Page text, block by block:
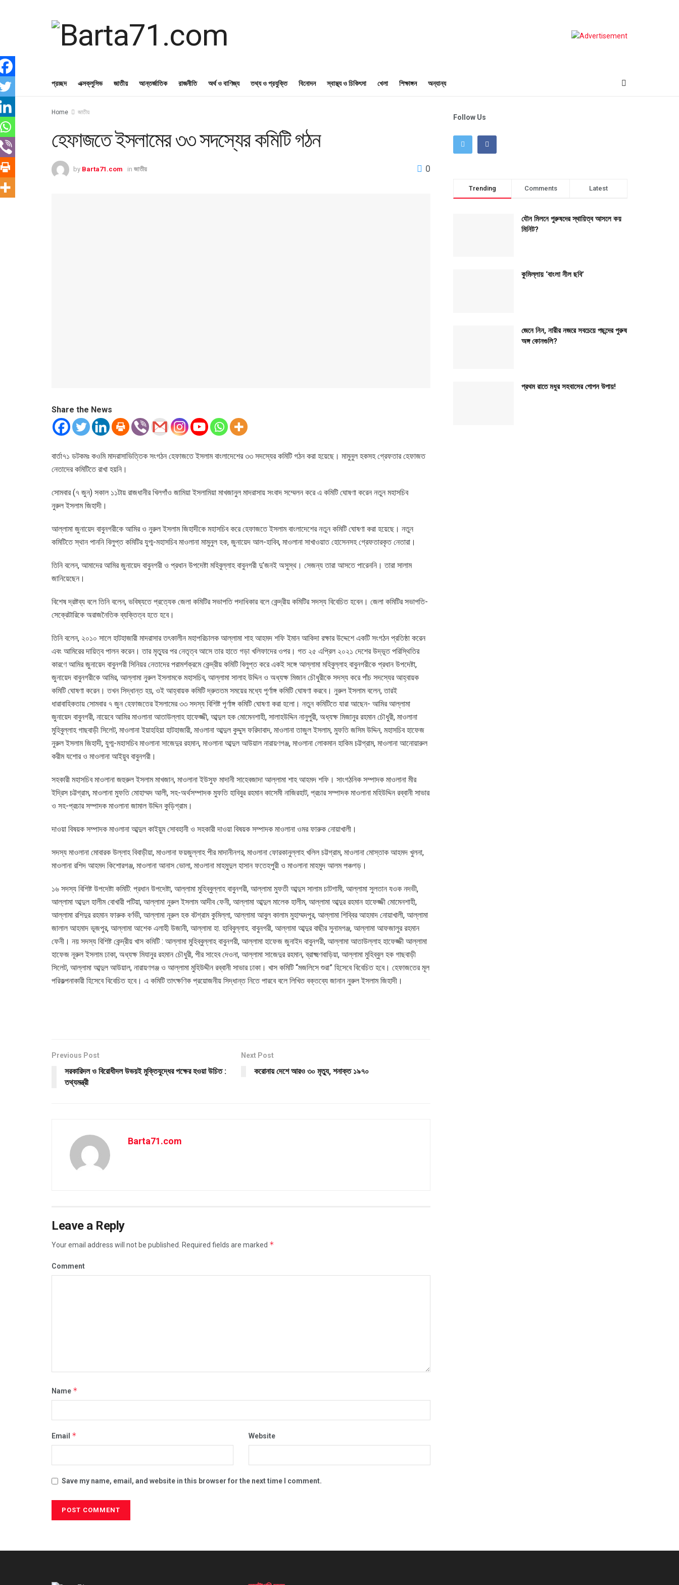
প্রচ্ছদ এক্সক্লুসিভ জাতীয় আন্তর্জাতিক রাজনীতি অর্থ ও বাণিজ্য তথ্য ও প্রযুক্তি বিনোদন স্বাস্থ্য ও চিকিৎসা খেলা শিক্ষাঙ্গন অন্যান্য
Home জাতীয়
হেফাজতে ইসলামের ৩৩ সদস্যের কমিটি গঠন
by Barta71.com in জাতীয় 0
Share the News
বার্তা৭১ ডটকমঃ কওমি মাদরাসাভিত্তিক সংগঠন হেফাজতে ইসলাম বাংলাদেশের ৩৩ সদস্যের কমিটি গঠন করা হয়েছে। মামুনুল হকসহ গ্রেফতার হেফাজত
নেতাদের কমিটিতে রাখা হয়নি।
সোমবার (৭ জুন) সকাল ১১টায় রাজধানীর খিলগাঁও জামিয়া ইসলামিয়া মাখজানুল মাদরাসায় সংবাদ সম্মেলন করে এ কমিটি ঘোষণা করেন নতুন মহাসচিব
নুরুল ইসলাম জিহাদী।
আল্লামা জুনায়েদ বাবুনগরীকে আমির ও নুরুল ইসলাম জিহাদীকে মহাসচিব করে হেফাজতে ইসলাম বাংলাদেশের নতুন কমিটি ঘোষণা করা হয়েছে। নতুন
কমিটিতে স্থান পাননি বিলুপ্ত কমিটির যুগ্ম-মহাসচিব মাওলানা মামুনুল হক, জুনায়েদ আল-হাবিব, মাওলানা সাখাওয়াত হোসেনসহ গ্রেফতারকৃত নেতারা।
তিনি বলেন, আমাদের আমির জুনায়েদ বাবুনগরী ও প্রধান উপদেষ্টা মহিবুল্লাহ বাবুনগরী দু’জনই অসুস্থ। সেজন্য তারা আসতে পারেননি। তারা সালাম
জানিয়েছেন।
বিশেষ দ্রষ্টব্য বলে তিনি বলেন, ভবিষ্যতে প্রত্যেক জেলা কমিটির সভাপতি পদাধিকার বলে কেন্দ্রীয় কমিটির সদস্য বিবেচিত হবেন। জেলা কমিটির সভাপতি-
সেক্রেটারিকে অরাজনৈতিক ব্যক্তিত্ব হতে হবে।
তিনি বলেন, ২০১০ সালে হাটহাজারী মাদরাসার তৎকালীন মহাপরিচালক আল্লামা শাহ আহমদ শফি ইমান আকিদা রক্ষার উদ্দেশে একটি সংগঠন প্রতিষ্ঠা করেন
এবং আমিরের দায়িত্ব পালন করেন। তার মৃত্যুর পর নেতৃত্ব আসে তার হাতে গড়া খলিফাদের ওপর। গত ২৫ এপ্রিল ২০২১ দেশের উদ্ভূত পরিস্থিতির
কারণে আমির জুনায়েদ বাবুনগরী সিনিয়র নেতাদের পরামর্শক্রমে কেন্দ্রীয় কমিটি বিলুপ্ত করে একই সঙ্গে আল্লামা মহিবুল্লাহ বাবুনগরীকে প্রধান উপদেষ্টা,
জুনায়েদ বাবুনগরীকে আমির, আল্লামা নুরুল ইসলামকে মহাসচিব, আল্লামা সালাহ উদ্দিন ও অধ্যক্ষ মিজান চৌধুরীকে সদস্য করে পাঁচ সদস্যের আহ্বায়ক
কমিটি ঘোষণা করেন। তখন সিদ্ধান্ত হয়, ওই আহ্বায়ক কমিটি দ্রুততম সময়ের মধ্যে পূর্ণাঙ্গ কমিটি ঘোষণা করবে। নুরুল ইসলাম বলেন, তারই
ধারাবাহিকতায় সোমবার ৭ জুন হেফাজতের ইসলামের ৩৩ সদস্য বিশিষ্ট পূর্ণাঙ্গ কমিটি ঘোষণা করা হলো। নতুন কমিটিতে যারা আছেন- আমির আল্লামা
জুনায়েদ বাবুনগরী, নায়েবে আমির মাওলানা আতাউল্লাহ হাফেজ্জী, আব্দুল হক মোমেনশাহী, সালাহউদ্দিন নানুপুরী, অধ্যক্ষ মিজানুর রহমান চৌধুরী, মাওলানা
মুহিবুল্লাহ গাছবাড়ী সিলেট, মাওলানা ইয়াহহিয়া হাটহাজারী, মাওলানা আব্দুল কুদ্দুস ফরিদাবাদ, মাওলানা তাজুল ইসলাম, মুফতি জসিম উদ্দিন, মহাসচিব হাফেজ
নুরুল ইসলাম জিহাদী, যুগ্ম-মহাসচিব মাওলানা সাজেদুর রহমান, মাওলানা আব্দুল আউয়াল নারায়ণগঞ্জ, মাওলানা লোকমান হাকিম চট্টগ্রাম, মাওলানা আনোয়ারুল
করীম যশোর ও মাওলানা আইয়ুব বাবুনগরী।
সহকারী মহাসচিব মাওলানা জহুরুল ইসলাম মাখজান, মাওলানা ইউসুফ মাদানী সাহেবজাদা আল্লামা শাহ আহমদ শফি। সাংগঠনিক সম্পাদক মাওলানা মীর
ইদ্রিস চট্টগ্রাম, মাওলানা মুফতি মোহাম্মদ আলী, সহ-অর্থসম্পাদক মুফতি হাবিবুর রহমান কাসেমী নাজিরহাট, প্রচার সম্পাদক মাওলানা মহিউদ্দিন রব্বানী সাভার
ও সহ-প্রচার সম্পাদক মাওলানা জামাল উদ্দিন কুড়িগ্রাম।
দাওয়া বিষয়ক সম্পাদক মাওলানা আব্দুল কাইয়ুম সোবহানী ও সহকারী দাওয়া বিষয়ক সম্পাদক মাওলানা ওমর ফারুক নোয়াখালী।
সদস্য মাওলানা মোবারক উল্লাহ বিবাড়ীয়া, মাওলানা ফয়জুল্লাহ পীর মাদানীনগর, মাওলানা ফোরকানুল্লাহ খলিল চট্টগ্রাম, মাওলানা মোস্তাক আহমদ খুলনা,
মাওলানা রশিদ আহমদ কিশোরগঞ্জ, মাওলানা আনাস ভোলা, মাওলানা মাহমুদুল হাসান ফতেহপুরী ও মাওলানা মাহমুদ আলম পঞ্চগড়।
১৬ সদস্য বিশিষ্ট উপদেষ্টা কমিটি: প্রধান উপদেষ্টা, আল্লামা মুহিব্বুল্লাহ বাবুনগরী, আল্লামা মুফতী আব্দুস সালাম চাটগামী, আল্লামা সুলতান যওক নদভী,
আল্লামা আব্দুল হালীম বোখারী পটিয়া, আল্লামা নুরুল ইসলাম আদীব ফেনী, আল্লামা আব্দুল মালেক হালীম, আল্লামা আব্দুর রহমান হাফেজ্জী মোমেনশাহী,
আল্লামা রশিদুর রহমান ফারুক বর্ণভী, আল্লামা নূরুল হক বটগ্রাম কুমিল্লা, আল্লামা আবুল কালাম মুহাম্মদপুর, আল্লামা শিব্বির আহমাদ নোয়াখালী, আল্লামা
জালাল আহমাদ ভূজপুর, আল্লামা আশেক এলাহী উজানী, আল্লামা হা. হাবিবুল্লাহ. বাবুনগরী, আল্লামা আব্দুর বাছীর সুনামগঞ্জ, আল্লামা আফজালুর রহমান
ফেনী। নয় সদস্য বিশিষ্ট কেন্দ্রীয় খাস কমিটি : আল্লামা মুহিব্বুল্লাহ বাবুনগরী, আল্লামা হাফেজ জুনাইদ বাবুনগরী, আল্লামা আতাউল্লাহ হাফেজ্জী আল্লামা
হাফেজ নূরুল ইসলাম ঢাকা, অধ্যক্ষ মিযানুর রহমান চৌধুরী, পীর সাহেব দেওনা, আল্লামা সাজেদুর রহমান, ব্রাক্ষ্মণবাড়িয়া, আল্লামা মুহিব্বুল হক গাছবাড়ী
সিলেট, আল্লামা আব্দুল আউয়াল, নারায়ণগঞ্জ ও আল্লামা মুহিউদ্দীন রব্বানী সাভার ঢাকা। খাস কমিটি “মজলিসে শুরা” হিসেবে বিবেচিত হবে। হেফাজতের মূল
পরিকল্পনাকারী হিসেবে বিবেচিত হবে। এ কমিটি তাৎক্ষণিক প্রয়োজনীয় সিদ্ধান্ত নিতে পারবে বলে লিখিত বক্তব্যে জানান নুরুল ইসলাম জিহাদী।
Previous Post
সরকারিদল ও বিরোধীদল উভয়ই মুক্তিযুদ্ধের পক্ষের হওয়া উচিত :
তথ্যমন্ত্রী
Next Post
করোনায় দেশে আরও ৩০ মৃত্যু, শনাক্ত ১৯৭০
Barta71.com
Leave a Reply
Your email address will not be published. Required fields are marked *
Comment
Name *
Email * Website
Save my name, email, and website in this browser for the next time I comment.
Follow Us
Trending Comments Latest
যৌন মিলনে পুরুষদের স্থায়িত্ব আসলে কয়
মিনিট?
কুমিল্লায় ‘বাংলা নীল ছবি’
জেনে নিন, নারীর নজরে সবচেয়ে পছন্দের পুরুষ
অঙ্গ কোনগুলি?
প্রথম রাতে মধুর সহবাসের গোপন উপায়!